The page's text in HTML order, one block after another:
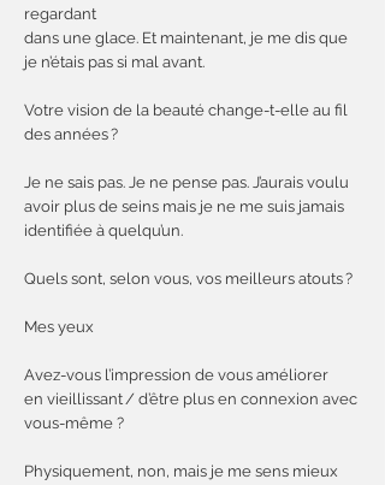
regardant
dans une glace. Et maintenant, je me dis que
je n’étais pas si mal avant.
Votre vision de la beauté change-t-elle au fil
des années ?
Je ne sais pas. Je ne pense pas. J’aurais voulu
avoir plus de seins mais je ne me suis jamais
identifiée à quelqu’un.
Quels sont, selon vous, vos meilleurs atouts ?
Mes yeux
Avez-vous l’impression de vous améliorer
en vieillissant / d’être plus en connexion avec
vous-même ?
Physiquement, non, mais je me sens mieux